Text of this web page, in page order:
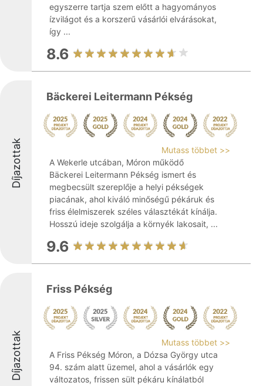
egyszerre tartja szem előtt a hagyományos
ízvilágot és a korszerű vásárlói elvárásokat,
így ...
8.6
Díjazottak
Bäckerei Leitermann Pékség
Mutass többet >>
A Wekerle utcában, Móron működő
Bäckerei Leitermann Pékség ismert és
megbecsült szereplője a helyi pékségek
piacának, ahol kiváló minőségű pékáruk és
friss élelmiszerek széles választékát kínálja.
Hosszú ideje szolgálja a környék lakosait, ...
9.6
Díjazottak
Friss Pékség
Mutass többet >>
A Friss Pékség Móron, a Dózsa György utca
94. szám alatt üzemel, ahol a vásárlók egy
változatos, frissen sült pékáru kínálatból